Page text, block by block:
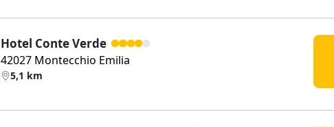
Hotel Conte Verde
42027 Montecchio Emilia
5,1 km